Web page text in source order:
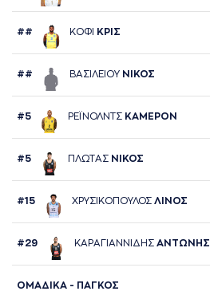
## ΚΟΦI ΚΡΙΣ
## ΒAΣΙΛΕΙΟΥ ΝΙΚΟΣ
#5 ΡΕΪΝΟΛΝΤΣ ΚAΜΕΡΟΝ
#5 ΠΛΩΤAΣ ΝΙΚΟΣ
#15 ΧΡΥΣΙΚΟΠΟΥΛΟΣ ΛΙΝΟΣ
#29 ΚAΡAΓΙAΝΝΙΔΗΣ AΝΤΩΝΗΣ
ΟΜΑΔΙΚΑ - ΠΑΓΚΟΣ